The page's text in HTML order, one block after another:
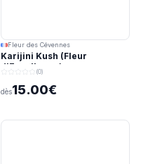
Fleur des Cévennes
Karijini Kush (Fleur
d'Excellence)
(0)
dès15.00€